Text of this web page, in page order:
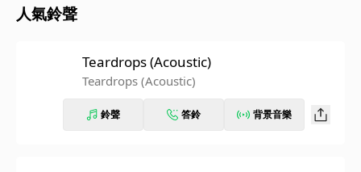
人氣鈴聲
Teardrops (Acoustic)
Teardrops (Acoustic)
鈴聲 答鈴 背景音樂